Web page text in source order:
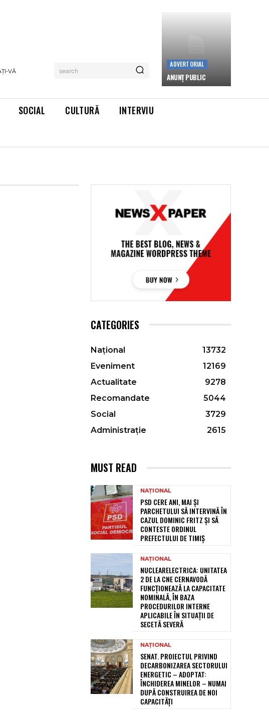
VĂ search
ADVERTORIAL
ANUNȚ PUBLIC
SOCIAL CULTURĂ
INTERVIU
CATEGORIES
Național
13732
Eveniment
12169
Actualitate
9278
Recomandate
5044
Social
3729
Administrație
2615
MUST READ
NAȚIONAL
PSD CERE ANI, MAI ȘI
PARCHETULUI SĂ INTERVINĂ ÎN
CAZUL DOMINIC FRITZ ȘI SĂ
CONTESTE ORDINUL
PREFECTULUI DE TIMIȘ
NAȚIONAL
NUCLEARELECTRICA: UNITATEA
2 DE LA CNE CERNAVODĂ
FUNCȚIONEAZĂ LA CAPACITATE
NOMINALĂ, ÎN BAZA
PROCEDURILOR INTERNE
APLICABILE ÎN SITUAȚII DE
SECETĂ SEVERĂ
NAȚIONAL
SENAT. PROIECTUL PRIVIND
DECARBONIZAREA SECTORULUI
ENERGETIC – ADOPTAT:
ÎNCHIDEREA MINELOR – NUMAI
DUPĂ CONSTRUIREA DE NOI
CAPACITĂȚI